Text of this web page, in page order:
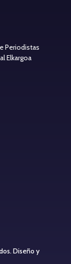
Periodistas
Elkargoa
Diseño y